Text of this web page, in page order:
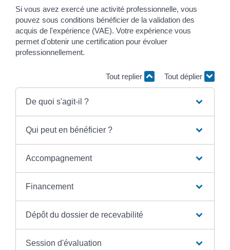
Si vous avez exercé une activité professionnelle, vous
pouvez sous conditions bénéficier de la validation des
acquis de l'expérience (VAE). Votre expérience vous
permet d'obtenir une certification pour évoluer
professionnellement.
Tout replier Tout déplier
De quoi s'agit-il ?
Qui peut en bénéficier ?
Accompagnement
Financement
Dépôt du dossier de recevabilité
Session d'évaluation